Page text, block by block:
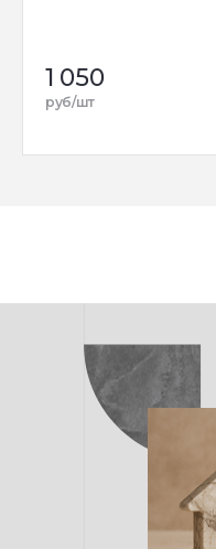
1 050
руб/шт